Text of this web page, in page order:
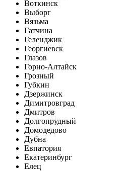
Воткинск
Выборг
Вязьма
Гатчина
Геленджик
Георгиевск
Глазов
Горно-Алтайск
Грозный
Губкин
Дзержинск
Димитровград
Дмитров
Долгопрудный
Домодедово
Дубна
Евпатория
Екатеринбург
Елец